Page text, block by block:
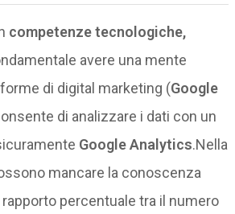
competenze tecnologiche,
avere una mente
di digital marketing (Google
di analizzare i dati con un
Google Analytics.Nella
mancare la conoscenza
rapporto percentuale tra il numero